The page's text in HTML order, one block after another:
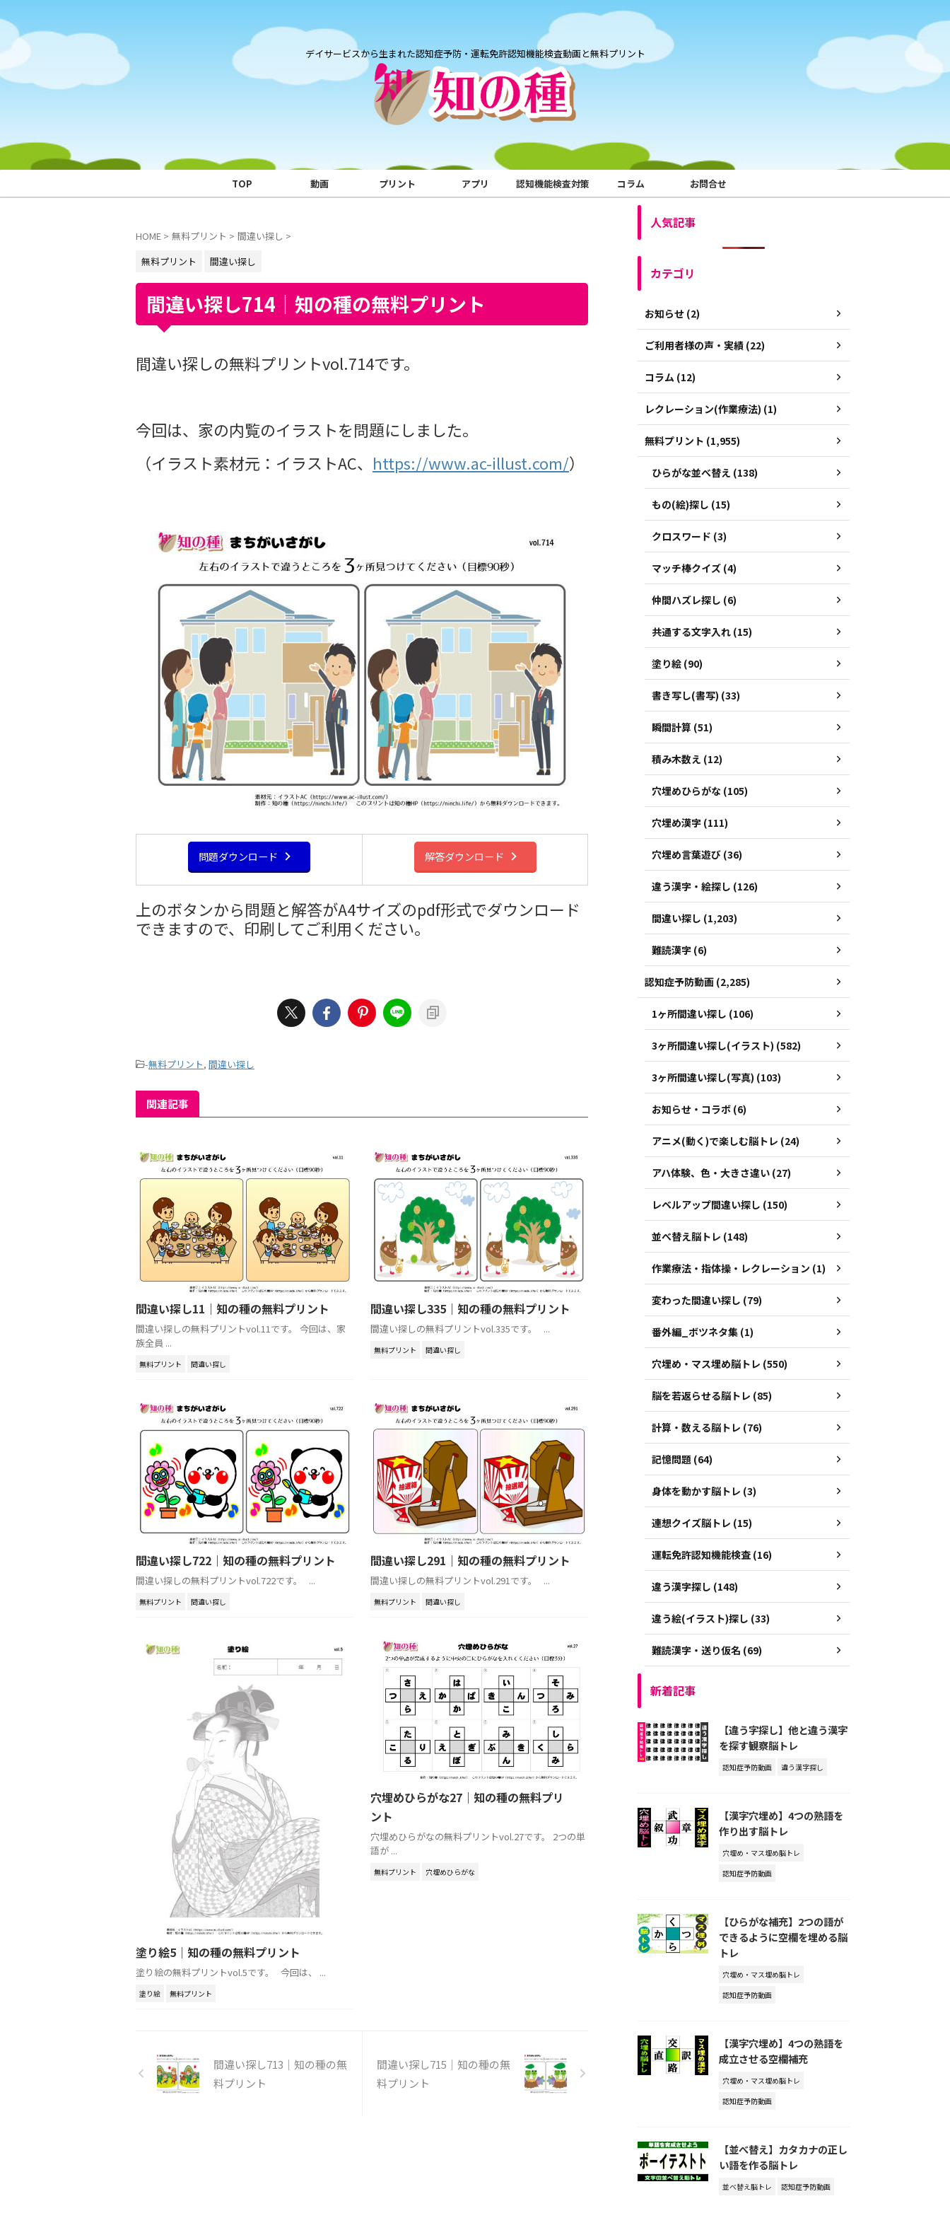
デイサービスから生まれた認知症予防・運転免許認知機能検査動画と無料プリント
TOP 動画 プリント アプリ 認知機能検査対策 コラム お問合せ
HOME > 無料プリント > 間違い探し >
無料プリント
間違い探し
間違い探し714｜知の種の無料プリント
間違い探しの無料プリントvol.714です。
今回は、家の内覧のイラストを問題にしました。
（イラスト素材元：イラストAC、 https://www.ac-illust.com/）
問題ダウンロード 解答ダウンロード
上のボタンから問題と解答がA4サイズのpdf形式でダウンロード
できますので、印刷してご利用ください。
-無料プリント, 間違い探し
関連記事
間違い探し11｜知の種の無料プリント
間違い探しの無料プリントvol.11です。 今回は、家
族全員 ...
無料プリント 間違い探し
間違い探し335｜知の種の無料プリント
間違い探しの無料プリントvol.335です。 ...
無料プリント 間違い探し
間違い探し722｜知の種の無料プリント
間違い探しの無料プリントvol.722です。 ...
無料プリント 間違い探し
間違い探し291｜知の種の無料プリント
間違い探しの無料プリントvol.291です。 ...
無料プリント 間違い探し
塗り絵5｜知の種の無料プリント
塗り絵の無料プリントvol.5です。 今回は、 ...
塗り絵 無料プリント
穴埋めひらがな27｜知の種の無料プリ
ント
穴埋めひらがなの無料プリントvol.27です。 2つの単
語が ...
無料プリント 穴埋めひらがな
間違い探し713｜知の種の無
料プリント
間違い探し715｜知の種の無
料プリント
人気記事
カテゴリ
お知らせ (2)
ご利用者様の声・実績 (22)
コラム (12)
レクレーション(作業療法) (1)
無料プリント (1,955)
ひらがな並べ替え (138)
もの(絵)探し (15)
クロスワード (3)
マッチ棒クイズ (4)
仲間ハズレ探し (6)
共通する文字入れ (15)
塗り絵 (90)
書き写し(書写) (33)
瞬間計算 (51)
積み木数え (12)
穴埋めひらがな (105)
穴埋め漢字 (111)
穴埋め言葉遊び (36)
違う漢字・絵探し (126)
間違い探し (1,203)
難読漢字 (6)
認知症予防動画 (2,285)
1ヶ所間違い探し (106)
3ヶ所間違い探し(イラスト) (582)
3ヶ所間違い探し(写真) (103)
お知らせ・コラボ (6)
アニメ(動く)で楽しむ脳トレ (24)
アハ体験、色・大きさ違い (27)
レベルアップ間違い探し (150)
並べ替え脳トレ (148)
作業療法・指体操・レクレーション (1)
変わった間違い探し (79)
番外編_ボツネタ集 (1)
穴埋め・マス埋め脳トレ (550)
脳を若返らせる脳トレ (85)
計算・数える脳トレ (76)
記憶問題 (64)
身体を動かす脳トレ (3)
連想クイズ脳トレ (15)
運転免許認知機能検査 (16)
違う漢字探し (148)
違う絵(イラスト)探し (33)
難読漢字・送り仮名 (69)
新着記事
【違う字探し】他と違う漢字
を探す観察脳トレ
認知症予防動画 違う漢字探し
【漢字穴埋め】4つの熟語を
作り出す脳トレ
穴埋め・マス埋め脳トレ
認知症予防動画
【ひらがな補充】2つの語が
できるように空欄を埋める脳
トレ
穴埋め・マス埋め脳トレ
認知症予防動画
【漢字穴埋め】4つの熟語を
成立させる空欄補充
穴埋め・マス埋め脳トレ
認知症予防動画
【並べ替え】カタカナの正し
い語を作る脳トレ
並べ替え脳トレ 認知症予防動画